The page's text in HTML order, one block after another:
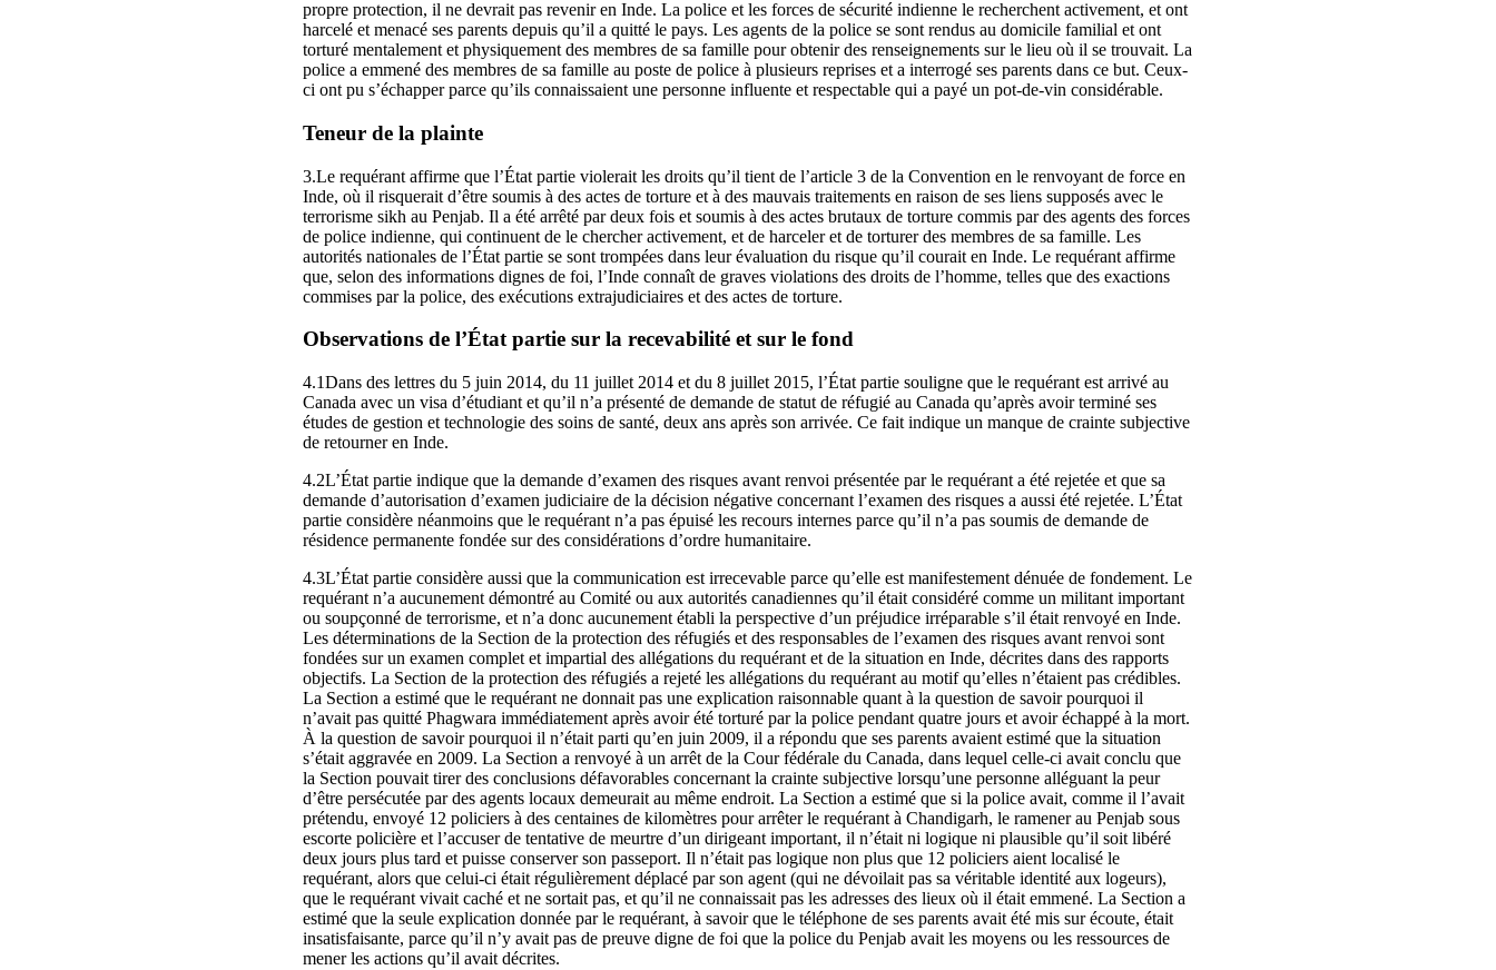
propre protection, il ne devrait pas revenir en Inde. La police et les forces de sécurité indienne le recherchent activement, et ont
harcelé et menacé ses parents depuis qu’il a quitté le pays. Les agents de la police se sont rendus au domicile familial et ont
torturé mentalement et physiquement des membres de sa famille pour obtenir des renseignements sur le lieu où il se trouvait. La
police a emmené des membres de sa famille au poste de police à plusieurs reprises et a interrogé ses parents dans ce but. Ceux-
ci ont pu s’échapper parce qu’ils connaissaient une personne influente et respectable qui a payé un pot-de-vin considérable.
Teneur de la plainte
3.Le requérant affirme que l’État partie violerait les droits qu’il tient de l’article 3 de la Convention en le renvoyant de force en
Inde, où il risquerait d’être soumis à des actes de torture et à des mauvais traitements en raison de ses liens supposés avec le
terrorisme sikh au Penjab. Il a été arrêté par deux fois et soumis à des actes brutaux de torture commis par des agents des forces
de police indienne, qui continuent de le chercher activement, et de harceler et de torturer des membres de sa famille. Les
autorités nationales de l’État partie se sont trompées dans leur évaluation du risque qu’il courait en Inde. Le requérant affirme
que, selon des informations dignes de foi, l’Inde connaît de graves violations des droits de l’homme, telles que des exactions
commises par la police, des exécutions extrajudiciaires et des actes de torture.
Observations de l’État partie sur la recevabilité et sur le fond
4.1Dans des lettres du 5 juin 2014, du 11 juillet 2014 et du 8 juillet 2015, l’État partie souligne que le requérant est arrivé au
Canada avec un visa d’étudiant et qu’il n’a présenté de demande de statut de réfugié au Canada qu’après avoir terminé ses
études de gestion et technologie des soins de santé, deux ans après son arrivée. Ce fait indique un manque de crainte subjective
de retourner en Inde.
4.2L’État partie indique que la demande d’examen des risques avant renvoi présentée par le requérant a été rejetée et que sa
demande d’autorisation d’examen judiciaire de la décision négative concernant l’examen des risques a aussi été rejetée. L’État
partie considère néanmoins que le requérant n’a pas épuisé les recours internes parce qu’il n’a pas soumis de demande de
résidence permanente fondée sur des considérations d’ordre humanitaire.
4.3L’État partie considère aussi que la communication est irrecevable parce qu’elle est manifestement dénuée de fondement. Le
requérant n’a aucunement démontré au Comité ou aux autorités canadiennes qu’il était considéré comme un militant important
ou soupçonné de terrorisme, et n’a donc aucunement établi la perspective d’un préjudice irréparable s’il était renvoyé en Inde.
Les déterminations de la Section de la protection des réfugiés et des responsables de l’examen des risques avant renvoi sont
fondées sur un examen complet et impartial des allégations du requérant et de la situation en Inde, décrites dans des rapports
objectifs. La Section de la protection des réfugiés a rejeté les allégations du requérant au motif qu’elles n’étaient pas crédibles.
La Section a estimé que le requérant ne donnait pas une explication raisonnable quant à la question de savoir pourquoi il
n’avait pas quitté Phagwara immédiatement après avoir été torturé par la police pendant quatre jours et avoir échappé à la mort.
À la question de savoir pourquoi il n’était parti qu’en juin 2009, il a répondu que ses parents avaient estimé que la situation
s’était aggravée en 2009. La Section a renvoyé à un arrêt de la Cour fédérale du Canada, dans lequel celle-ci avait conclu que
la Section pouvait tirer des conclusions défavorables concernant la crainte subjective lorsqu’une personne alléguant la peur
d’être persécutée par des agents locaux demeurait au même endroit. La Section a estimé que si la police avait, comme il l’avait
prétendu, envoyé 12 policiers à des centaines de kilomètres pour arrêter le requérant à Chandigarh, le ramener au Penjab sous
escorte policière et l’accuser de tentative de meurtre d’un dirigeant important, il n’était ni logique ni plausible qu’il soit libéré
deux jours plus tard et puisse conserver son passeport. Il n’était pas logique non plus que 12 policiers aient localisé le
requérant, alors que celui-ci était régulièrement déplacé par son agent (qui ne dévoilait pas sa véritable identité aux logeurs),
que le requérant vivait caché et ne sortait pas, et qu’il ne connaissait pas les adresses des lieux où il était emmené. La Section a
estimé que la seule explication donnée par le requérant, à savoir que le téléphone de ses parents avait été mis sur écoute, était
insatisfaisante, parce qu’il n’y avait pas de preuve digne de foi que la police du Penjab avait les moyens ou les ressources de
mener les actions qu’il avait décrites.